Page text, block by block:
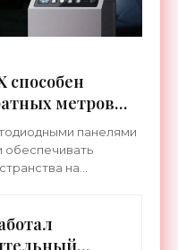
способен
метров
панелями
обеспечивать
на